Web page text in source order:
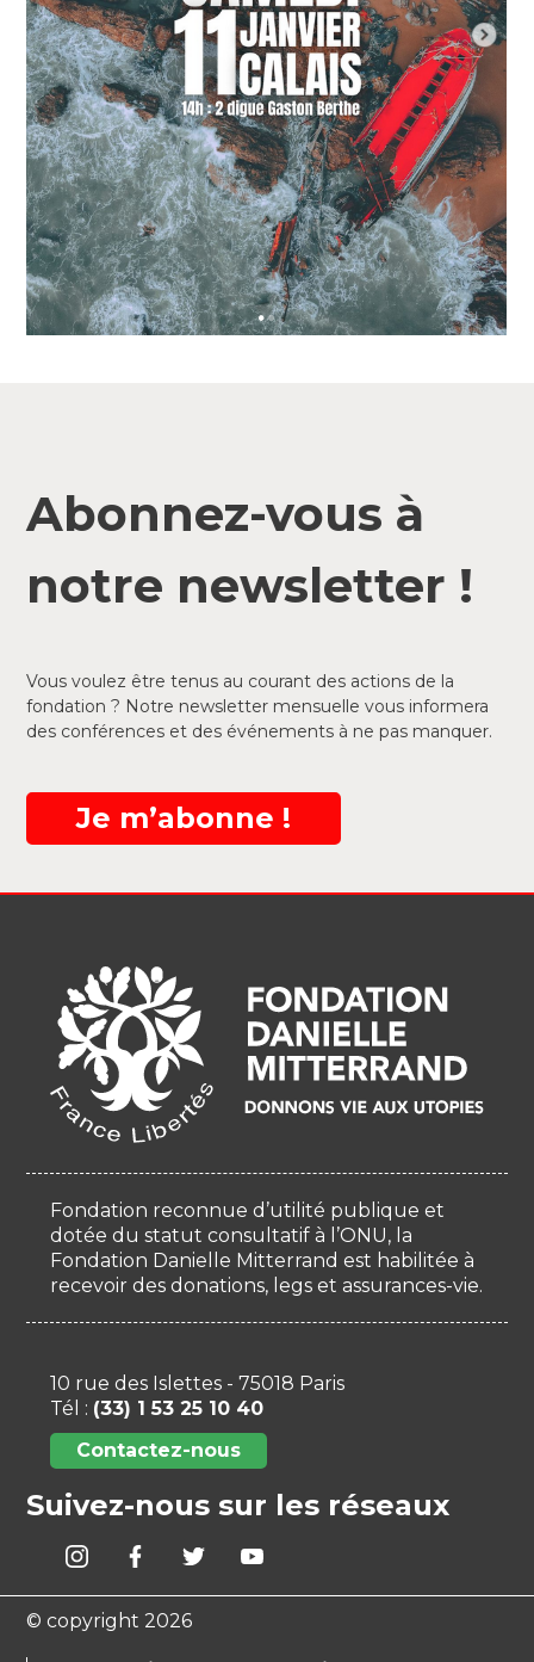
Abonnez-vous à
notre newsletter !
Vous voulez être tenus au courant des actions de la
fondation ? Notre newsletter mensuelle vous informera
des conférences et des événements à ne pas manquer.
Je m’abonne !
Fondation reconnue d’utilité publique et
dotée du statut consultatif à l’ONU, la
Fondation Danielle Mitterrand est habilitée à
recevoir des donations, legs et assurances-vie.
10 rue des Islettes - 75018 Paris
Tél : (33) 1 53 25 10 40
Contactez-nous
Suivez-nous sur les réseaux
© copyright 2026